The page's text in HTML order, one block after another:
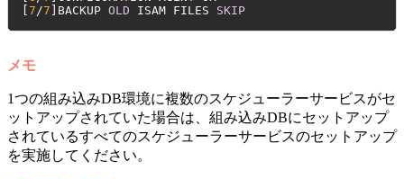
[7 /7 ]BACKUP OLD ISAM FILES SKIP
メモ
1つの組み込みDB環境に複数のスケジューラーサービスがセ
ットアップされていた場合は、組み込みDBにセットアップ
されているすべてのスケジューラーサービスのセットアップ
を実施してください。